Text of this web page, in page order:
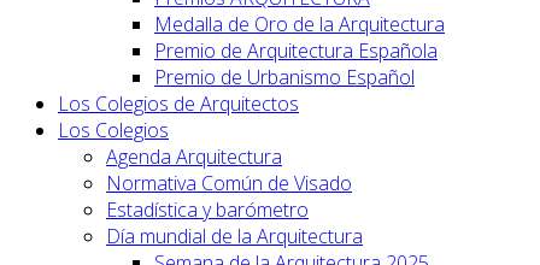
Medalla de Oro de la Arquitectura
Premio de Arquitectura Española
Premio de Urbanismo Español
Los Colegios de Arquitectos
Los Colegios
Agenda Arquitectura
Normativa Común de Visado
Estadística y barómetro
Día mundial de la Arquitectura